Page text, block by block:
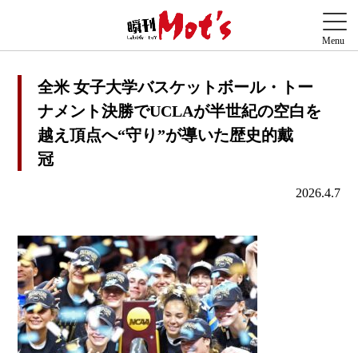
全米 女子大学バスケットボール・トー
ナメント決勝でUCLAが半世紀の空白を
越え頂点へ“守り”が導いた歴史的戴
冠
2026.4.7